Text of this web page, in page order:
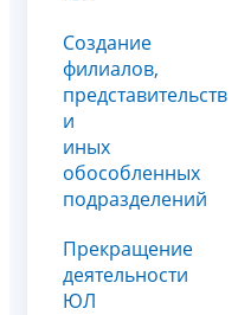
Создание
филиалов,
представительств
и
иных
обособленных
подразделений
Прекращение
деятельности
ЮЛ